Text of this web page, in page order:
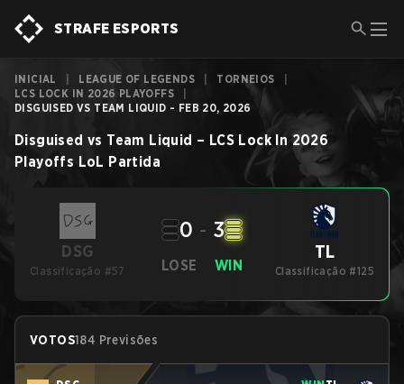
STRAFE ESPORTS
INICIAL LEAGUE OF LEGENDS TORNEIOS
LCS LOCK IN 2026 PLAYOFFS
DISGUISED VS TEAM LIQUID - FEB 20, 2026
Disguised vs Team Liquid – LCS Lock In 2026
Playoffs LoL Partida
DSG
Classificação #57 LOSE
0 - 3
WIN
TL
Classificação #125
VOTOS184 Previsões